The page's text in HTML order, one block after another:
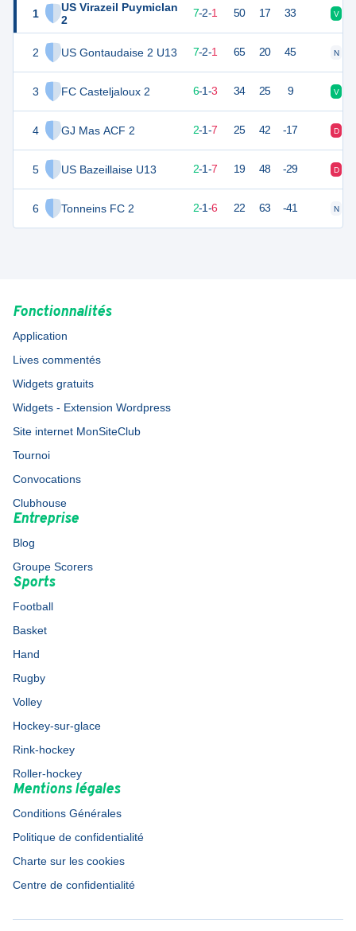
1
US Virazeil Puymiclan
2
2 US Gontaudaise 2 U13
3 FC Casteljaloux 2
4 GJ Mas ACF 2
5 US Bazeillaise U13
6 Tonneins FC 2
23 10 7-2-1 50 17 33 V
23 10 7-2-1 65 20 45 N
19 6-1-3 34 25 9 V
2-1-7 25 42 -17 D
7 2-1-7 19 48 -29 D
2-1-6 22 63 -41 N
Fonctionnalités
Application
Lives commentés
Widgets gratuits
Widgets - Extension Wordpress
Site internet MonSiteClub
Tournoi
Convocations
Clubhouse
Entreprise
Blog
Groupe Scorers
Sports
Football
Basket
Hand
Rugby
Volley
Hockey-sur-glace
Rink-hockey
Roller-hockey
Mentions légales
Conditions Générales
Politique de confidentialité
Charte sur les cookies
Centre de confidentialité